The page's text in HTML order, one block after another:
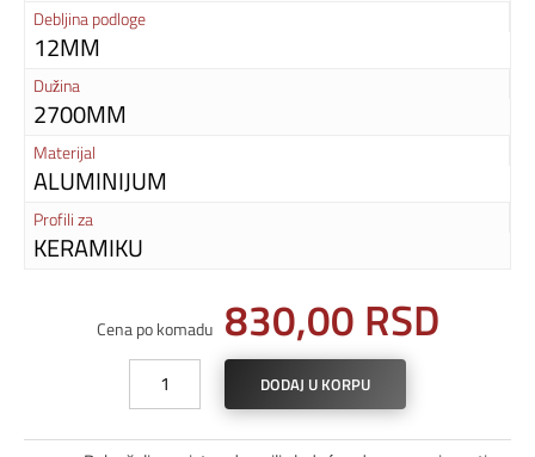
Debljina podloge
12MM
Dužina
2700MM
Materijal
ALUMINIJUM
Profili za
KERAMIKU
Cena po komadu 830,00 RSD
profil
12
DODAJ U KORPU